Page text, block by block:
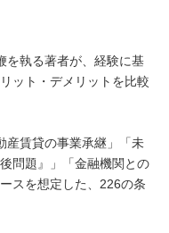
を執る著者が、経験に基
ット・デメリットを比較
産賃貸の事業承継」「未
問題』」「金融機関との
スを想定した、226の条